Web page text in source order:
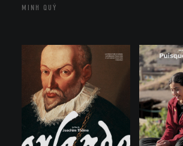
MINH QUÝ